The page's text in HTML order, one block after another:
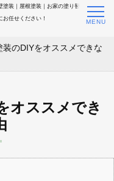
装｜屋根塗装｜お家の塗り替
任せください！
装のDIYをオススメできな
オススメでき